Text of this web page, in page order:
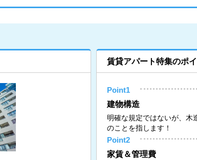
賃貸アパート特集のポ
Point1
建物構造
明確な規定ではないが、木
のことを指します！
Point2
家賃＆管理費